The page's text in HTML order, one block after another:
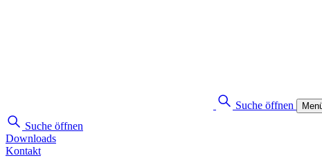
Suche öffnen
Suche öffnen
Downloads
Kontakt